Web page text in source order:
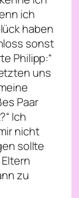
ich
haben
sonst
Philipp:“
uns
Paar
Ich
nicht
sollte
zu